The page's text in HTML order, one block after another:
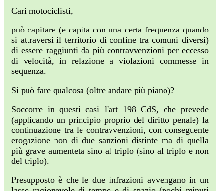
Cari motociclisti,
può capitare (e capita con una certa frequenza quando
si attraversi il territorio di confine tra comuni diversi)
di essere raggiunti da più contravvenzioni per eccesso
di velocità, in relazione a violazioni commesse in
sequenza.
Si può fare qualcosa (oltre andare più piano)?
Soccorre in questi casi l'art 198 CdS, che prevede
(applicando un principio proprio del diritto penale) la
continuazione tra le contravvenzioni, con conseguente
erogazione non di due sanzioni distinte ma di quella
più grave aumenteta sino al triplo (sino al triplo e non
del triplo).
Presupposto è che le due infrazioni avvengano in un